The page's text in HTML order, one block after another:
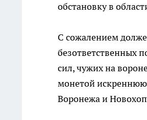
обстановку в
С сожалением
безответственных
сил, чужих на
монетой искреннюю
Воронежа и